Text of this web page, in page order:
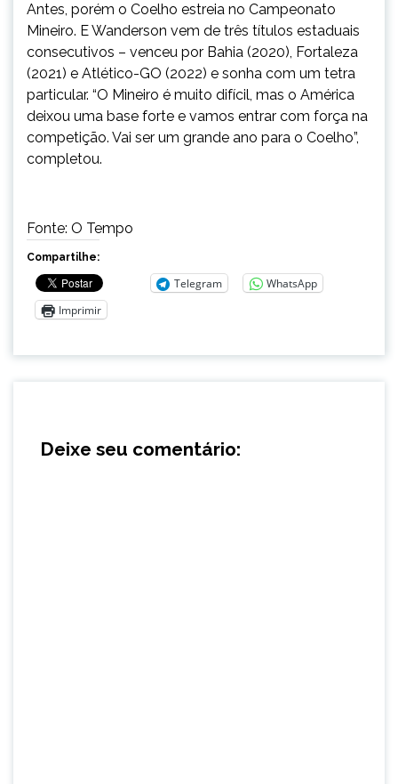
Antes, porém o Coelho estreia no Campeonato
Mineiro. E Wanderson vem de três títulos estaduais
consecutivos – venceu por Bahia (2020), Fortaleza
(2021) e Atlético-GO (2022) e sonha com um tetra
particular. “O Mineiro é muito difícil, mas o América
deixou uma base forte e vamos entrar com força na
competição. Vai ser um grande ano para o Coelho”,
completou.
Fonte: O Tempo
Compartilhe:
Telegram
WhatsApp
Imprimir
Deixe seu comentário: